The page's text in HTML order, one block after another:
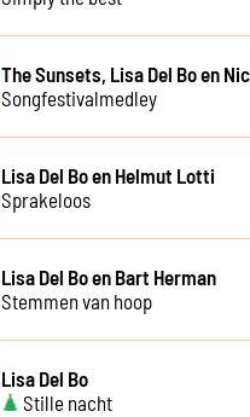
The Sunsets, Lisa Del Bo en
Songfestivalmedley
Lisa Del Bo en Helmut Lotti
Sprakeloos
Lisa Del Bo en Bart Herman
Stemmen van hoop
Lisa Del Bo
Stille nacht